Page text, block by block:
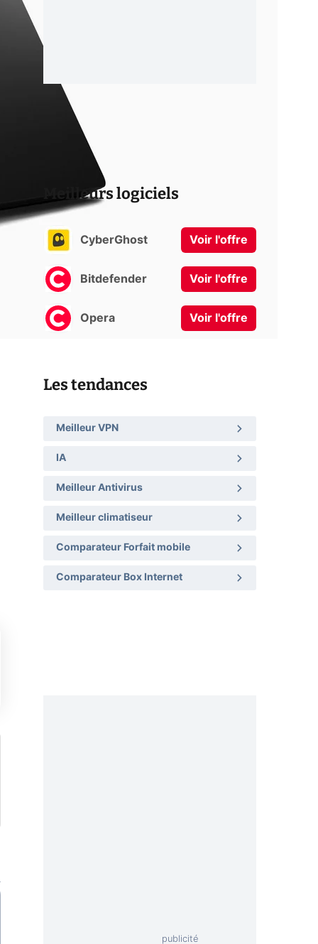
Meilleurs logiciels
CyberGhost Voir l'offre
Bitdefender Voir l'offre
Opera Voir l'offre
Les tendances
Meilleur VPN
IA
Meilleur Antivirus
Meilleur climatiseur
Comparateur Forfait mobile
Comparateur Box Internet